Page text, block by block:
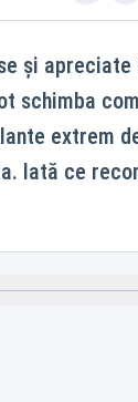
şi apreciate
schimba
extrem
Iată ce